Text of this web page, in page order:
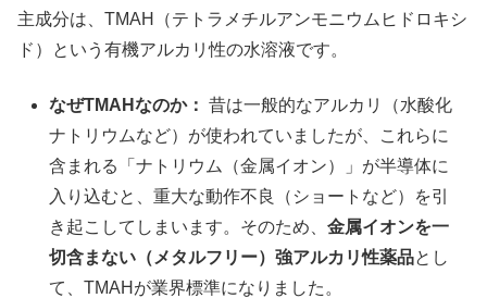
主成分は、TMAH（テトラメチルアンモニウムヒドロキシ
ド）という有機アルカリ性の水溶液です。
なぜTMAHなのか： 昔は一般的なアルカリ（水酸化
ナトリウムなど）が使われていましたが、これらに
含まれる「ナトリウム（金属イオン）」が半導体に
入り込むと、重大な動作不良（ショートなど）を引
き起こしてしまいます。そのため、金属イオンを一
切含まない（メタルフリー）強アルカリ性薬品とし
て、TMAHが業界標準になりました。